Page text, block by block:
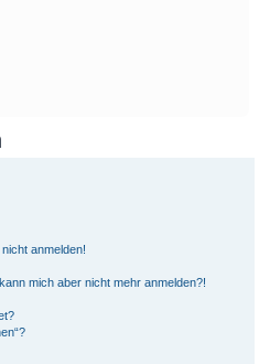
anmelden!
mich aber nicht mehr anmelden?!